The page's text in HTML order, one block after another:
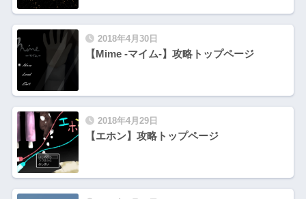
2018年4月30日
【Mime -マイム-】攻略トップページ
2018年4月29日
【エホン】攻略トップページ